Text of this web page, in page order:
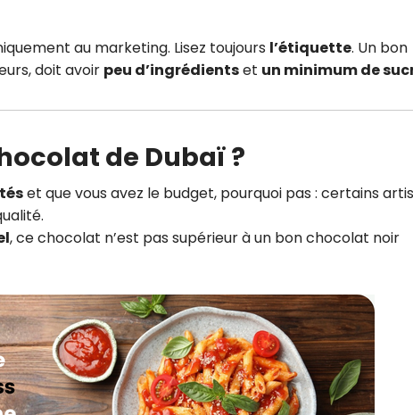
au marketing. Lisez toujours l’étiquette. Un bon
doit avoir peu d’ingrédientset un minimum de
de Dubaï ?
et que vous avez le budget, pourquoi pas : certains
, ce chocolat n’est pas supérieur à un bon chocolat noir